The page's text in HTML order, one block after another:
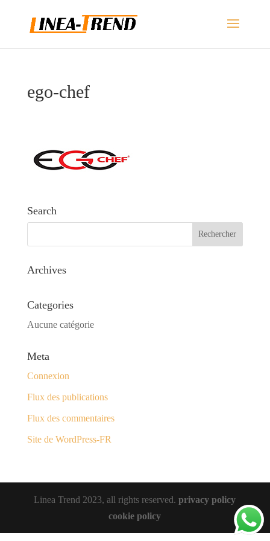
ego-chef
Search
Archives
Categories
Aucune catégorie
Meta
Connexion
Flux des publications
Flux des commentaires
Site de WordPress-FR
Linea Trend 2023, all rights reserved.privacy policy
cookie policy